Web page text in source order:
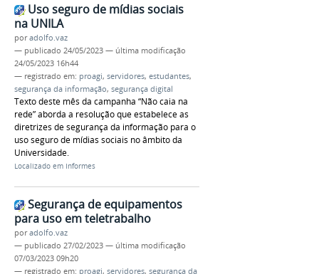
Uso seguro de mídias sociais
na UNILA
poradolfo.vaz
— publicado 24/05/2023 — última modificação
24/05/2023 16h44
— registrado em: proagi, servidores, estudantes,
segurança da informação, segurança digital
Texto deste mês da campanha “Não caia na
rede” aborda a resolução que estabelece as
diretrizes de segurança da informação para o
uso seguro de mídias sociais no âmbito da
Universidade.
Localizado em Informes
Segurança de equipamentos
para uso em teletrabalho
poradolfo.vaz
— publicado 27/02/2023 — última modificação
07/03/2023 09h20
— registrado em: proagi, servidores, segurança da